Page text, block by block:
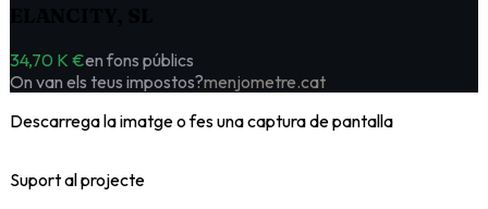
34,70 K €en fons públics
On van els teus impostos?menjometre.cat
Descarrega la imatge o fes una captura de pantalla
Suport al projecte